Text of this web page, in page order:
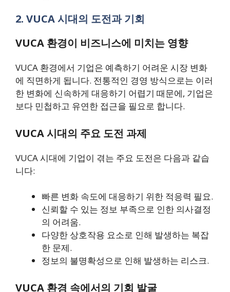
2. VUCA 시대의 도전과 기회
VUCA 환경이 비즈니스에 미치는 영향
VUCA 환경에서 기업은 예측하기 어려운 시장 변화
에 직면하게 됩니다. 전통적인 경영 방식으로는 이러
한 변화에 신속하게 대응하기 어렵기 때문에, 기업은
보다 민첩하고 유연한 접근을 필요로 합니다.
VUCA 시대의 주요 도전 과제
VUCA 시대에 기업이 겪는 주요 도전은 다음과 같습
니다:
빠른 변화 속도에 대응하기 위한 적응력 필요.
신뢰할 수 있는 정보 부족으로 인한 의사결정
의 어려움.
다양한 상호작용 요소로 인해 발생하는 복잡
한 문제.
정보의 불명확성으로 인해 발생하는 리스크.
VUCA 환경 속에서의 기회 발굴